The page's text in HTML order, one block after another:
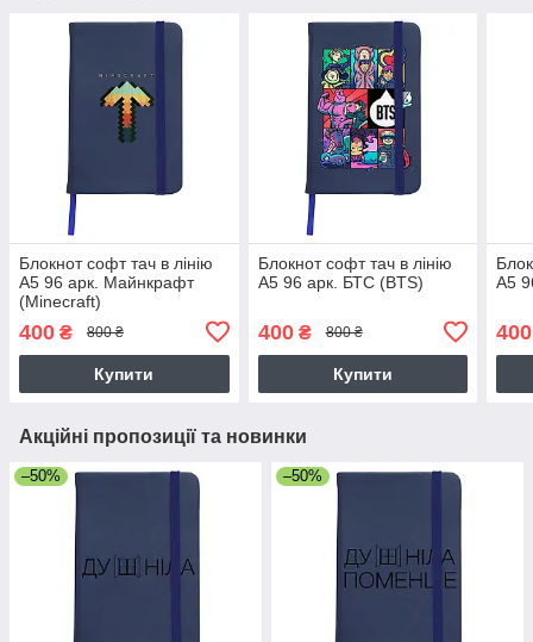
Блокнот софт тач в лінію
А5 96 арк. Майнкрафт
(Minecraft)
400 ₴ 800 ₴
Купити
Блокнот софт тач в лінію
А5 96 арк. БТС (BTS)
400₴ 800 ₴
Купити
А5
400
Акційні пропозиції та новинки
–50% –50%